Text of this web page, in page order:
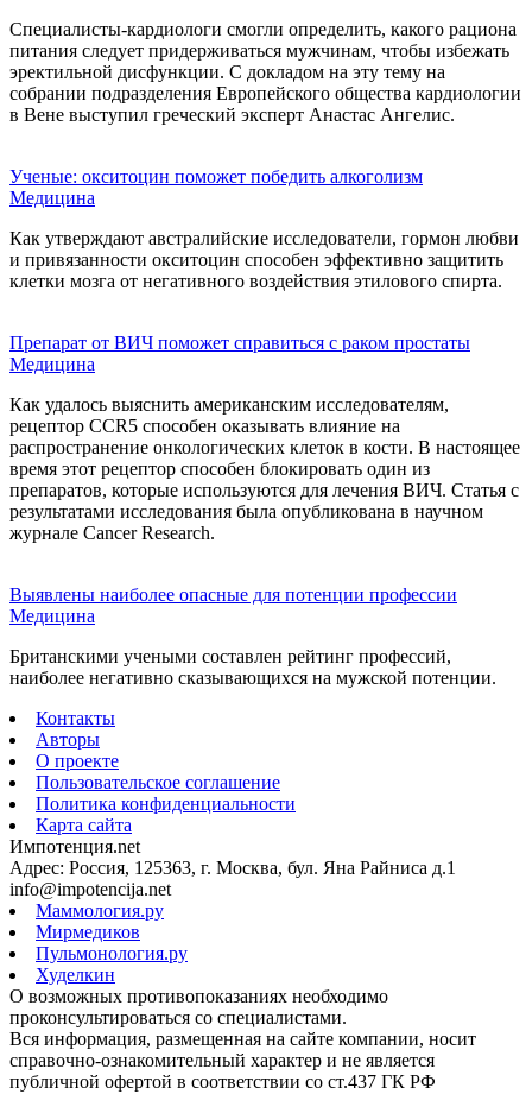
Специалисты-кардиологи смогли определить, какого рациона
питания следует придерживаться мужчинам, чтобы избежать
эректильной дисфункции. С докладом на эту тему на
собрании подразделения Европейского общества кардиологии
в Вене выступил греческий эксперт Анастас Ангелис.
Ученые: окситоцин поможет победить алкоголизм
Медицина
Как утверждают австралийские исследователи, гормон любви
и привязанности окситоцин способен эффективно защитить
клетки мозга от негативного воздействия этилового спирта.
Препарат от ВИЧ поможет справиться с раком простаты
Медицина
Как удалось выяснить американским исследователям,
рецептор CCR5 способен оказывать влияние на
распространение онкологических клеток в кости. В настоящее
время этот рецептор способен блокировать один из
препаратов, которые используются для лечения ВИЧ. Статья с
результатами исследования была опубликована в научном
журнале Cancer Research.
Выявлены наиболее опасные для потенции профессии
Медицина
Британскими учеными составлен рейтинг профессий,
наиболее негативно сказывающихся на мужской потенции.
Контакты
Авторы
О проекте
Пользовательское соглашение
Политика конфиденциальности
Карта сайта
Импотенция.net
Адрес: Россия, 125363, г. Москва, бул. Яна Райниса д.1
info@impotencija.net
Маммология.ру
Мирмедиков
Пульмонология.ру
Худелкин
О возможных противопоказаниях необходимо
проконсультироваться со специалистами.
Вся информация, размещенная на сайте компании, носит
справочно-ознакомительный характер и не является
публичной офертой в соответствии со ст.437 ГК РФ